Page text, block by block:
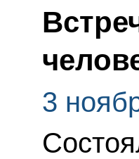
3